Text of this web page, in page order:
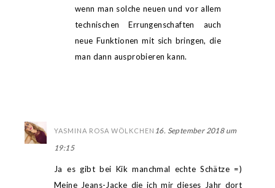
wenn man solche neuen und vor allem
technischen Errungenschaften auch
neue Funktionen mit sich bringen, die
man dann ausprobieren kann.
YASMINA ROSA WÖLKCHEN 16. September 2018 um
19:15
Ja es gibt bei Kik manchmal echte Schätze =)
Meine Jeans-Jacke die ich mir dieses Jahr dort